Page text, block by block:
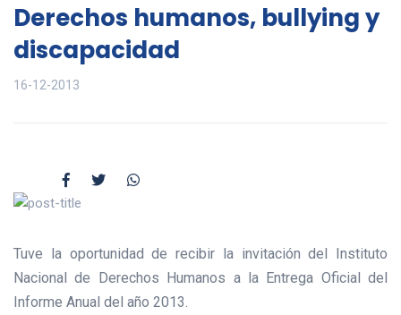
Derechos humanos, bullying y
discapacidad
16-12-2013
Tuve la oportunidad de recibir la invitación del Instituto
Nacional de Derechos Humanos a la Entrega Oficial del
Informe Anual del año 2013.